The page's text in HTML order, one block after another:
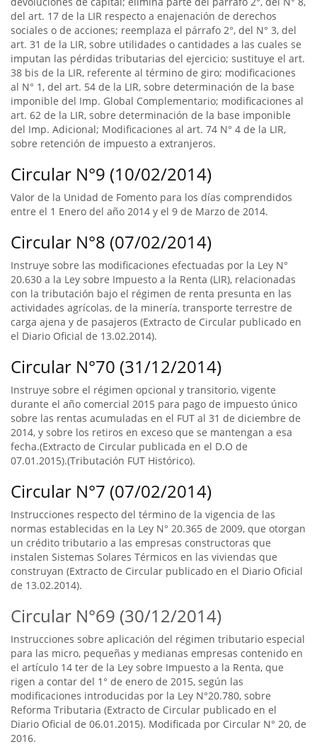
del art. 17 de la LIR respecto a enajenación de derechos
sociales o de acciones; reemplaza el párrafo 2°, del N° 3, del
art. 31 de la LIR, sobre utilidades o cantidades a las cuales se
imputan las pérdidas tributarias del ejercicio; sustituye el art.
38 bis de la LIR, referente al término de giro; modificaciones
al N° 1, del art. 54 de la LIR, sobre determinación de la base
imponible del Imp. Global Complementario; modificaciones al
art. 62 de la LIR, sobre determinación de la base imponible
del Imp. Adicional; Modificaciones al art. 74 N° 4 de la LIR,
sobre retención de impuesto a extranjeros.
Circular N°9 (10/02/2014)
Valor de la Unidad de Fomento para los días comprendidos
entre el 1 Enero del año 2014 y el 9 de Marzo de 2014.
Circular N°8 (07/02/2014)
Instruye sobre las modificaciones efectuadas por la Ley N°
20.630 a la Ley sobre Impuesto a la Renta (LIR), relacionadas
con la tributación bajo el régimen de renta presunta en las
actividades agrícolas, de la minería, transporte terrestre de
carga ajena y de pasajeros (Extracto de Circular publicado en
el Diario Oficial de 13.02.2014).
Circular N°70 (31/12/2014)
Instruye sobre el régimen opcional y transitorio, vigente
durante el año comercial 2015 para pago de impuesto único
sobre las rentas acumuladas en el FUT al 31 de diciembre de
2014, y sobre los retiros en exceso que se mantengan a esa
fecha.(Extracto de Circular publicada en el D.O de
07.01.2015).(Tributación FUT Histórico).
Circular N°7 (07/02/2014)
Instrucciones respecto del término de la vigencia de las
normas establecidas en la Ley N° 20.365 de 2009, que otorgan
un crédito tributario a las empresas constructoras que
instalen Sistemas Solares Térmicos en las viviendas que
construyan (Extracto de Circular publicado en el Diario Oficial
de 13.02.2014).
Circular N°69 (30/12/2014)
Instrucciones sobre aplicación del régimen tributario especial
para las micro, pequeñas y medianas empresas contenido en
el artículo 14 ter de la Ley sobre Impuesto a la Renta, que
rigen a contar del 1° de enero de 2015, según las
modificaciones introducidas por la Ley N°20.780, sobre
Reforma Tributaria (Extracto de Circular publicado en el
Diario Oficial de 06.01.2015). Modificada por Circular N° 20, de
2016.